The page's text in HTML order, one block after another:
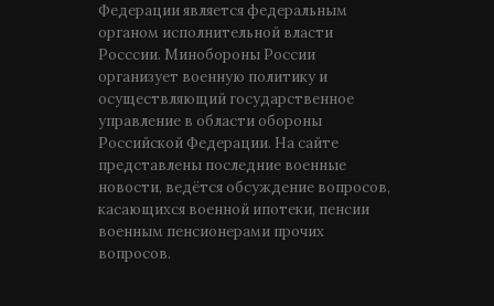
Федерации является федеральным
органом исполнительной власти
Росссии. Минобороны России
организует военную политику и
осуществляющий государственное
управление в области обороны
Российской Федерации. На сайте
представлены последние военные
новости, ведётся обсуждение вопросов,
касающихся военной ипотеки, пенсии
военным пенсионерами прочих
вопросов.